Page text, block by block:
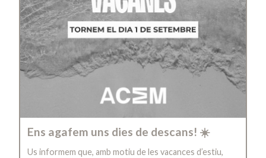
Ens agafem uns dies de descans! ☀️
Us informem que, amb motiu de les vacances d’estiu,